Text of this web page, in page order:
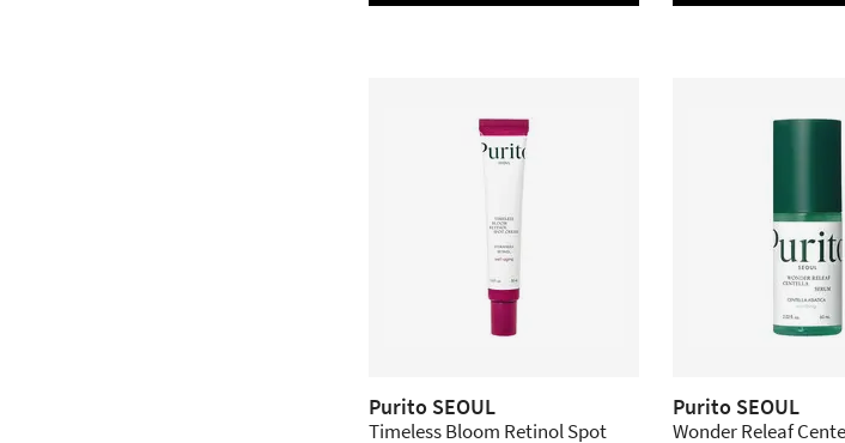
Purito SEOUL
Timeless Bloom Retinol Spot
Purito SEOUL
Wonder Releaf